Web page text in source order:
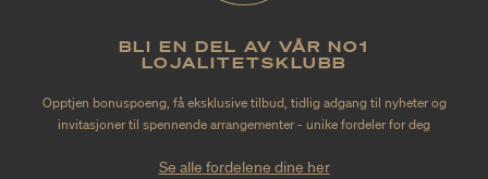
BLI EN DEL AV VÅR NO1
LOJALITETSKLUBB
Opptjen bonuspoeng, få eksklusive tilbud, tidlig adgang til nyheter og
invitasjoner til spennende arrangementer - unike fordeler for deg
Se alle fordelene dine her